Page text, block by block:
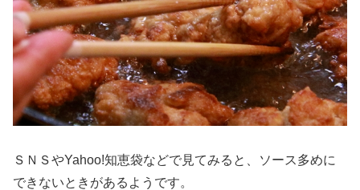
ＳＮＳやYahoo!知恵袋などで見てみると、ソース多めに
できないときがあるようです。